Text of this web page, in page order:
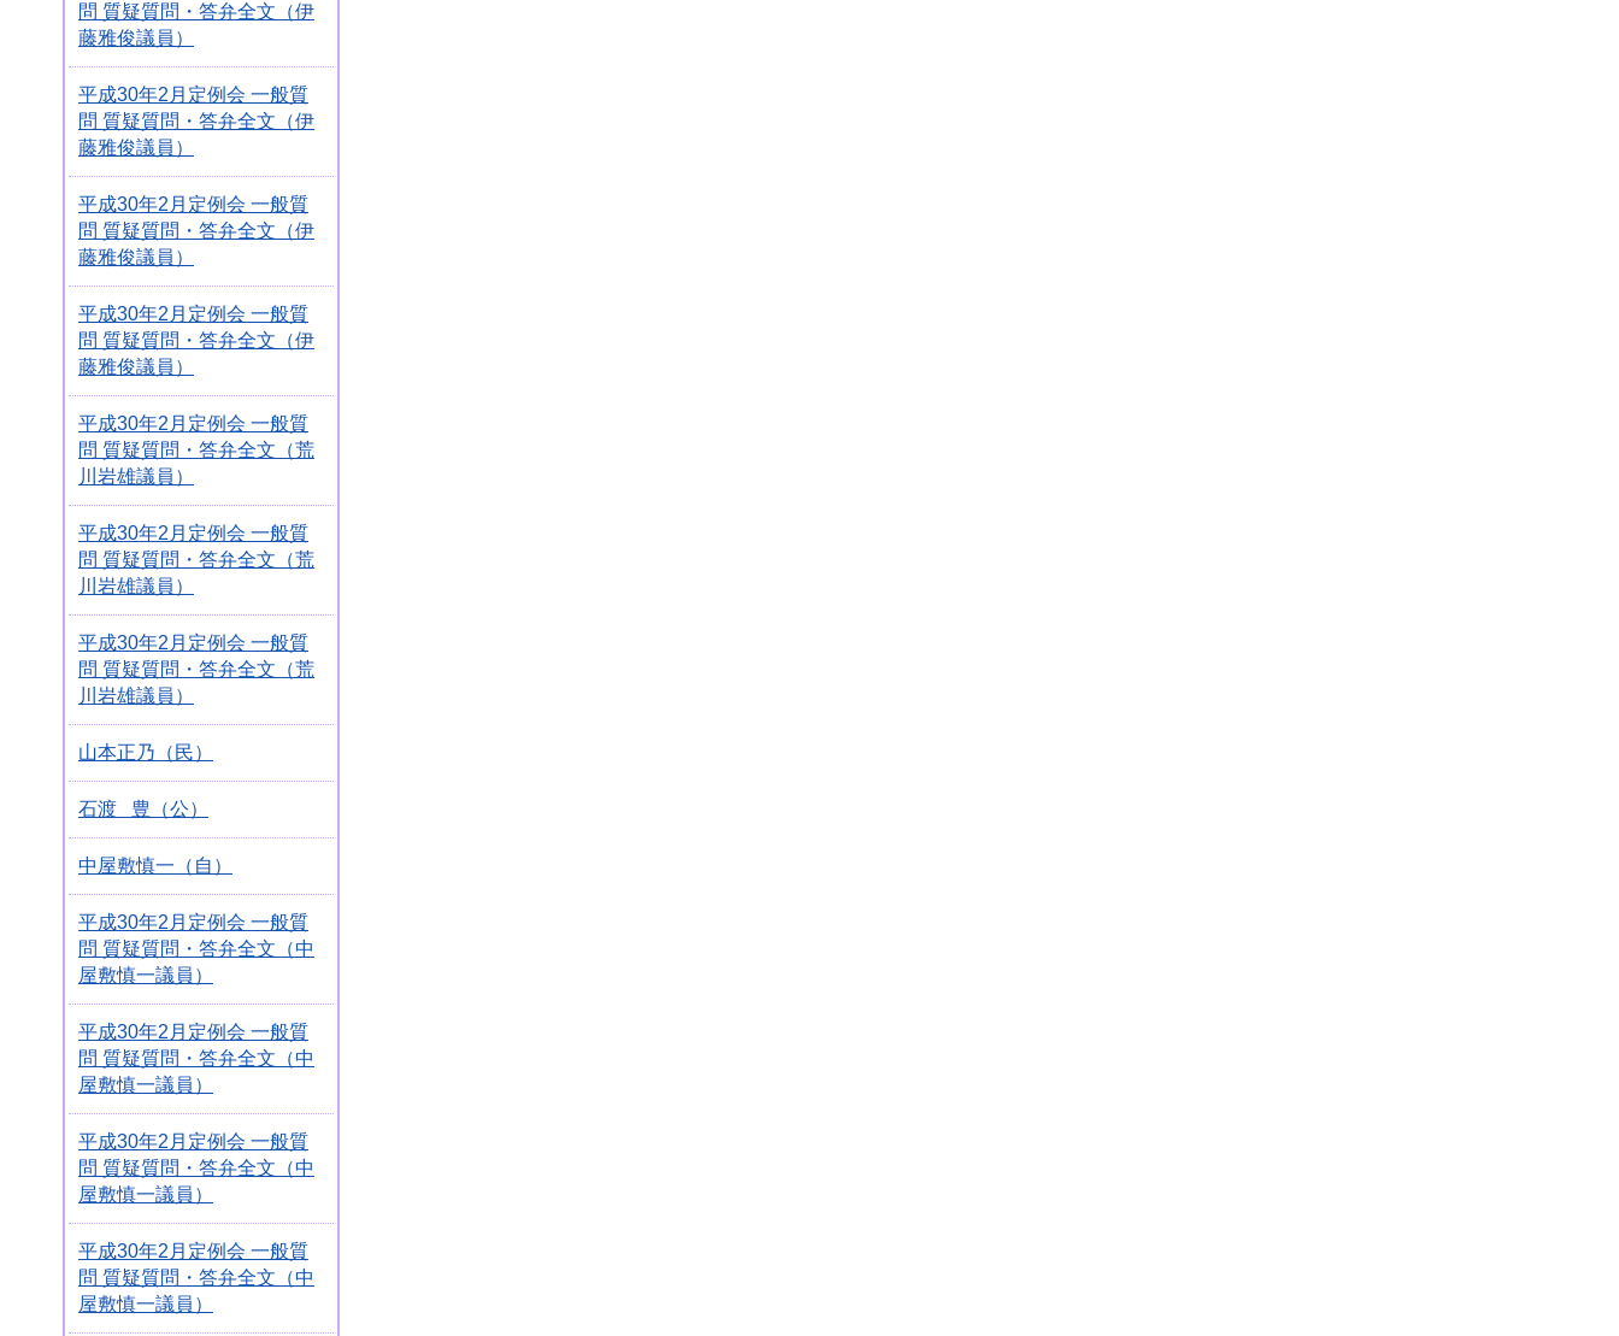
問 質疑質問・答弁全文（伊
藤雅俊議員）
平成30年2月定例会 一般質
問 質疑質問・答弁全文（伊
藤雅俊議員）
平成30年2月定例会 一般質
問 質疑質問・答弁全文（伊
藤雅俊議員）
平成30年2月定例会 一般質
問 質疑質問・答弁全文（伊
藤雅俊議員）
平成30年2月定例会 一般質
問 質疑質問・答弁全文（荒
川岩雄議員）
平成30年2月定例会 一般質
問 質疑質問・答弁全文（荒
川岩雄議員）
平成30年2月定例会 一般質
問 質疑質問・答弁全文（荒
川岩雄議員）
山本正乃（民）
石渡 豊（公）
中屋敷慎一（自）
平成30年2月定例会 一般質
問 質疑質問・答弁全文（中
屋敷慎一議員）
平成30年2月定例会 一般質
問 質疑質問・答弁全文（中
屋敷慎一議員）
平成30年2月定例会 一般質
問 質疑質問・答弁全文（中
屋敷慎一議員）
平成30年2月定例会 一般質
問 質疑質問・答弁全文（中
屋敷慎一議員）